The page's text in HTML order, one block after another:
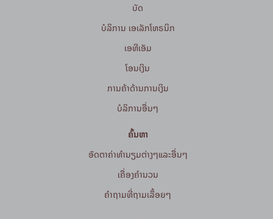
ບັດ
ບໍລິການ ເອເລັກໂທຣນິກ
ເອທີເອັມ
ໂອນເງິນ
ການຄ້າດ້ານການເງິນ
ບໍລິການອື່ນໆ
ຄົ້ນຫາ
ອັດຕາຄ່າທຳນຽມຕ່າງໆແລະອື່ນໆ
ເຄື່ອງຄຳນວນ
ຄໍາຖາມທີ່ຖາມເລື້ອຍໆ